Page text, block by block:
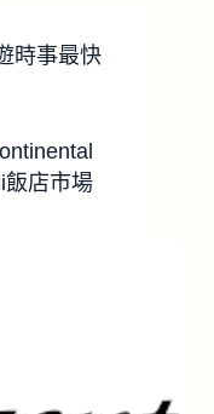
時事最快
飯店市場